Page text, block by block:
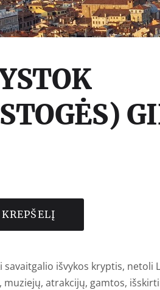
savaitgalio išvykos kryptis, netoli
atrakcijų, gamtos,